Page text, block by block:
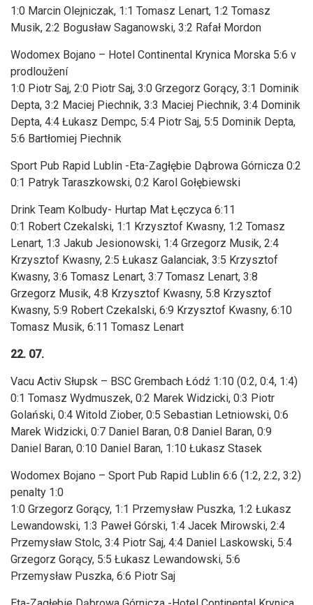
1:0 Marcin Olejniczak, 1:1 Tomasz Lenart, 1:2 Tomasz
Musik, 2:2 Bogusław Saganowski, 3:2 Rafał Mordon
Wodomex Bojano – Hotel Continental Krynica Morska 5:6 v
prodloužení
1:0 Piotr Saj, 2:0 Piotr Saj, 3:0 Grzegorz Gorący, 3:1 Dominik
Depta, 3:2 Maciej Piechnik, 3:3 Maciej Piechnik, 3:4 Dominik
Depta, 4:4 Łukasz Dempc, 5:4 Piotr Saj, 5:5 Dominik Depta,
5:6 Bartłomiej Piechnik
Sport Pub Rapid Lublin -Eta-Zagłębie Dąbrowa Górnicza 0:2
0:1 Patryk Taraszkowski, 0:2 Karol Gołębiewski
Drink Team Kolbudy- Hurtap Mat Łęczyca 6:11
0:1 Robert Czekalski, 1:1 Krzysztof Kwasny, 1:2 Tomasz
Lenart, 1:3 Jakub Jesionowski, 1:4 Grzegorz Musik, 2:4
Krzysztof Kwasny, 2:5 Łukasz Galanciak, 3:5 Krzysztof
Kwasny, 3:6 Tomasz Lenart, 3:7 Tomasz Lenart, 3:8
Grzegorz Musik, 4:8 Krzysztof Kwasny, 5:8 Krzysztof
Kwasny, 5:9 Robert Czekalski, 6:9 Krzysztof Kwasny, 6:10
Tomasz Musik, 6:11 Tomasz Lenart
22. 07.
Vacu Activ Słupsk – BSC Grembach Łódź 1:10 (0:2, 0:4, 1:4)
0:1 Tomasz Wydmuszek, 0:2 Marek Widzicki, 0:3 Piotr
Golański, 0:4 Witold Ziober, 0:5 Sebastian Letniowski, 0:6
Marek Widzicki, 0:7 Daniel Baran, 0:8 Daniel Baran, 0:9
Daniel Baran, 0:10 Daniel Baran, 1:10 Łukasz Stasek
Wodomex Bojano – Sport Pub Rapid Lublin 6:6 (1:2, 2:2, 3:2)
penalty 1:0
1:0 Grzegorz Gorący, 1:1 Przemysław Puszka, 1:2 Łukasz
Lewandowski, 1:3 Paweł Górski, 1:4 Jacek Mirowski, 2:4
Przemysław Stolc, 3:4 Piotr Saj, 4:4 Daniel Laskowski, 5:4
Grzegorz Gorący, 5:5 Łukasz Lewandowski, 5:6
Przemysław Puszka, 6:6 Piotr Saj